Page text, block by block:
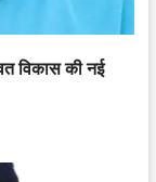
विकास की नई